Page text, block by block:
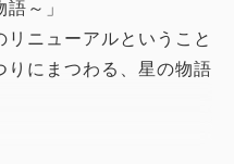
～」
ニューアルということ
りにまつわる、星の物語